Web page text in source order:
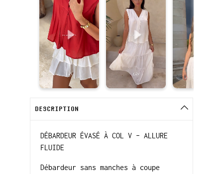
DESCRIPTION
DÉBARDEUR ÉVASÉ À COL V – ALLURE
FLUIDE
Débardeur sans manches à coupe